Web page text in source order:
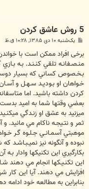
5 روش عاشق كردن
پ
ت
یک‌شنبه ۱۰ دی ۱۳۸۵, ۱۰:۲۸ ق.ظ
برخی افراد ممكن است با
منـصـفانـه تلقي كنـنـد. بـه
بـخـصوص كساني كه بسيار
خـواهان او بـوديـد سـهـل و
كردن داشته باشيد. اما
بعضي وقتها شما به اميد
ميزنيد به عشق او زنـدگي
ثمر و نتـيجـه ناكام مي مانيد.
موهبتي آسمـانـي جـلـوه گـر
نبوده و آنگونه نيز
بكارگيري اين تكنيكها وادار
اين تكنـيـكها انجام مي دهند
افزايش مي دهند. آيا اين كار
بنابراين به مطالعه خود ادامه